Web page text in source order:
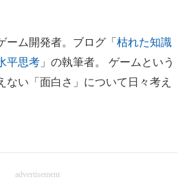
ーム開発者。ブログ「 枯れた知識
平思考 」の執筆者。 ゲームという
ない「面白さ」について日々考え
advertisement